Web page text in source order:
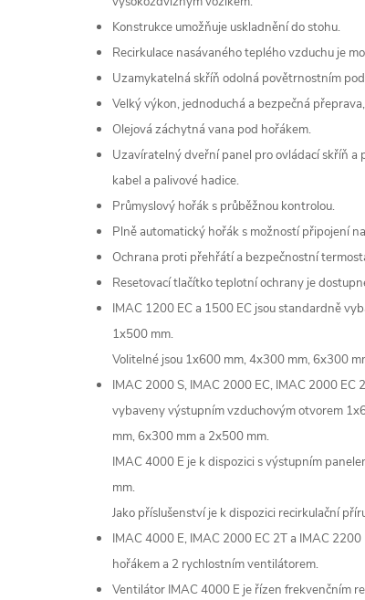
Konstrukce umožňuje uskladnění do stohu.
Recirkulace nasávaného teplého vzduchu je
Uzamykatelná skříň odolná povětrnostním
Velký výkon, jednoduchá a bezpečná
Olejová záchytná vana pod hořákem.
Uzavíratelný dveřní panel pro ovládací skříň
kabel a palivové hadice.
Průmyslový hořák s průběžnou kontrolou.
Plně automatický hořák s možností připojení
Ochrana proti přehřátí a bezpečnostní
Resetovací tlačítko teplotní ochrany je
IMAC 1200 EC a 1500 EC jsou standardně
1x500 mm.
Volitelné jsou 1x600 mm, 4x300 mm, 6x300
IMAC 2000 S, IMAC 2000 EC, IMAC 2000 EC
vybaveny výstupním vzduchovým otvorem
mm, 6x300 mm a 2x500 mm.
IMAC 4000 E je k dispozici s výstupním
mm.
Jako příslušenství je k dispozici recirkulační
IMAC 4000 E, IMAC 2000 EC 2T a IMAC
hořákem a 2 rychlostním ventilátorem.
Ventilátor IMAC 4000 E je řízen frekvenčním